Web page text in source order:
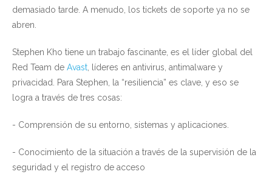
demasiado tarde. A menudo, los tickets de soporte ya no se
abren.
Stephen Kho tiene un trabajo fascinante, es el líder global del
Red Team de Avast , líderes en antivirus, antimalware y
privacidad. Para Stephen, la “resiliencia” es clave, y eso se
logra a través de tres cosas:
- Comprensión de su entorno, sistemas y aplicaciones.
- Conocimiento de la situación a través de la supervisión de la
seguridad y el registro de acceso